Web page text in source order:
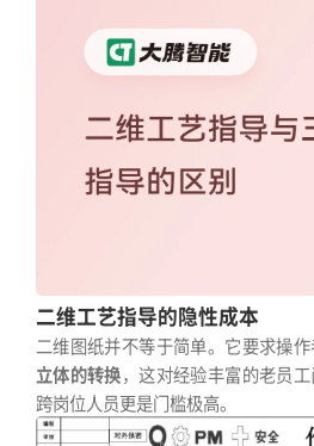
二维工艺指导的隐性成本
二维图纸并不等于简单。它要求操
立体的转换，这对经验丰富的老员
跨岗位人员更是门槛极高。